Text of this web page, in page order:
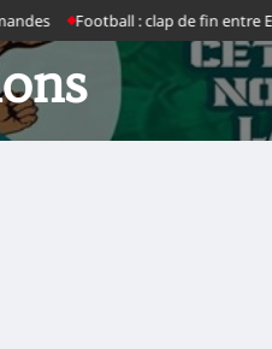
Football : clap de fin entre